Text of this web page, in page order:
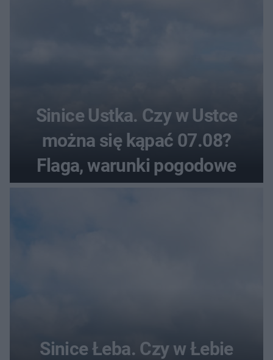
Sinice Ustka. Czy w Ustce
można się kąpać 07.08?
Flaga, warunki pogodowe
Sinice Łeba. Czy w Łebie